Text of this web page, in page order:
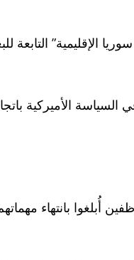
الإقليمية”
السياسة
بانتهاء